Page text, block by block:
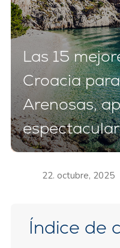
Las 15
Croacia
Arenosas,
22. octubre, 2025
Índice de